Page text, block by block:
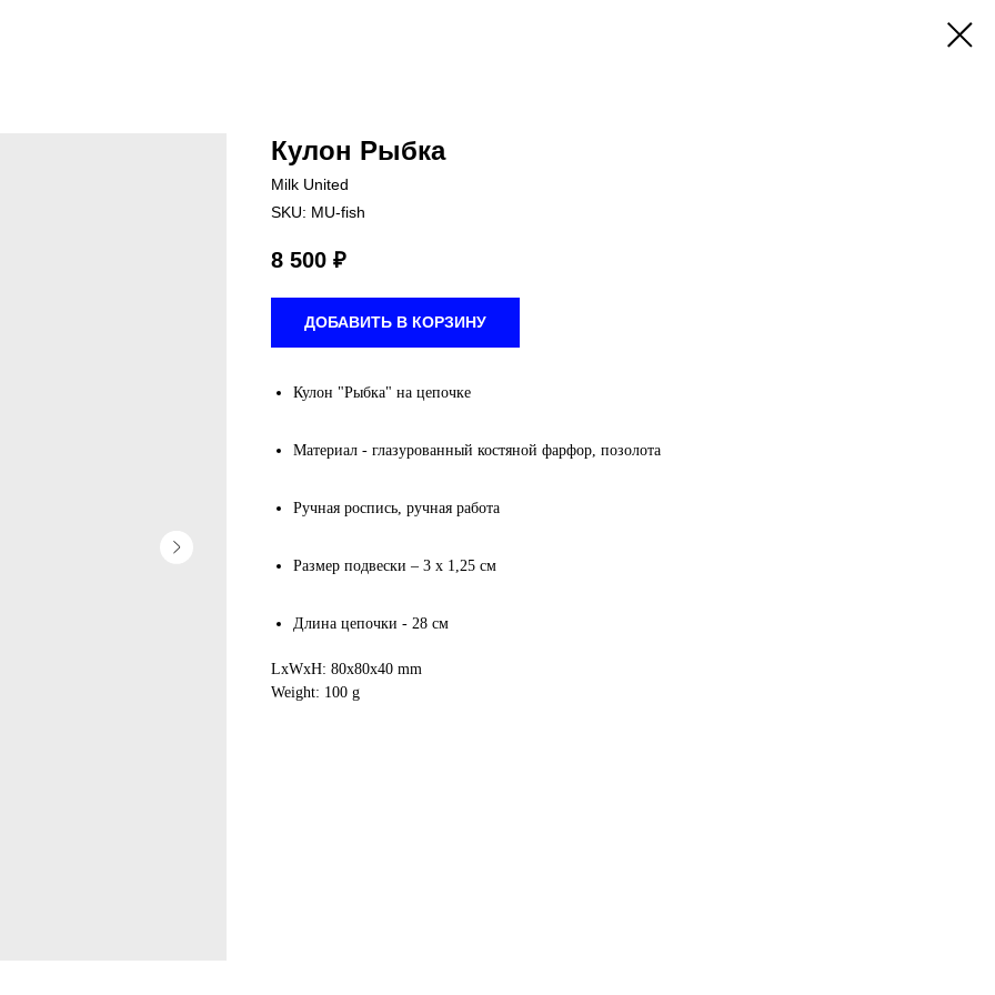
Кулон Рыбка
Milk United
SKU: MU-fish
8 500 ₽
ДОБАВИТЬ В КОРЗИНУ
Кулон "Рыбка" на цепочке
Материал - глазурованный костяной фарфор, позолота
Ручная роспись, ручная работа
Размер подвески – 3 х 1,25 см
Длина цепочки - 28 см
LxWxH: 80x80x40 mm
Weight: 100 g